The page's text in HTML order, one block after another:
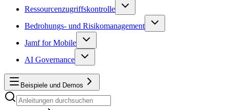
Ressourcenzugriffskontrolle
Bedrohungs- und Risikomanagement
Jamf for Mobile
AI Governance
Beispiele und Demos